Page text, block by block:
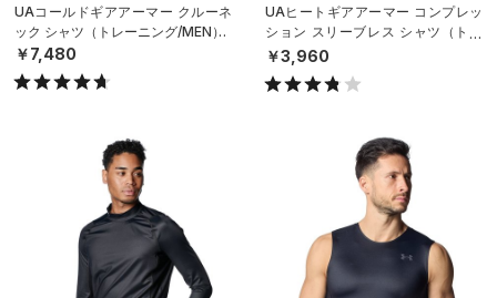
UAコールドギアアーマー クルーネ
ック シャツ（トレーニング/MEN）
￥7,480
UAヒートギアアーマー コンプレッ
ション スリーブレス シャツ（トレ
ーニング/MEN）
￥3,960